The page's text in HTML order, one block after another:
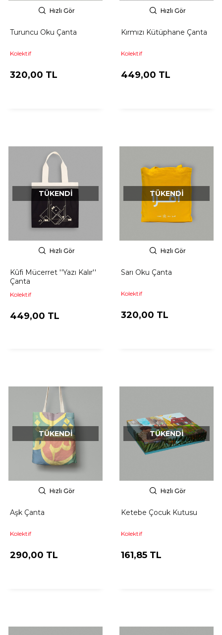
Hızlı Gör
Turuncu Oku Çanta
Kolektif
320,00 TL
Hızlı Gör
Kırmızı Kütüphane Çanta
Kolektif
449,00 TL
Hızlı Gör
TÜKENDI
Kûfi Mücerret ''Yazı Kalır''
Çanta
Kolektif
449,00 TL
Hızlı Gör
TÜKENDI
Sarı Oku Çanta
Kolektif
320,00 TL
Hızlı Gör
TÜKENDI
Aşk Çanta
Kolektif
290,00 TL
Hızlı Gör
TÜKENDI
Ketebe Çocuk Kutusu
Kolektif
161,85 TL